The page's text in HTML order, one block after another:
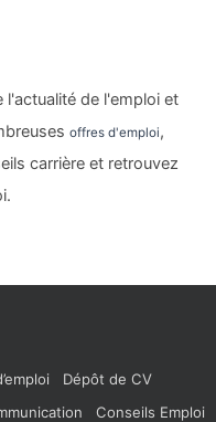
de l'emploi et
offres d'emploi,
carrière et retrouvez
Dépôt de CV
Conseils Emploi